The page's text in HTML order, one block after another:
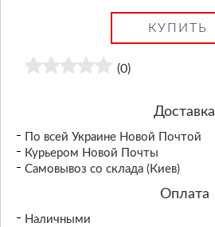
КУПИТЬ
(0)
Доставка
По всей Украине Новой Почтой
Курьером Новой Почты
Самовывоз со склада (Киев)
Оплата
Наличными